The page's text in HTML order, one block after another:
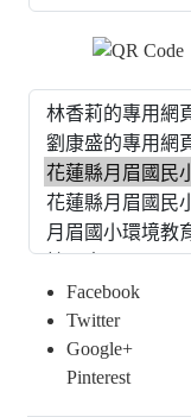
Facebook
Twitter
Google+
Pinterest